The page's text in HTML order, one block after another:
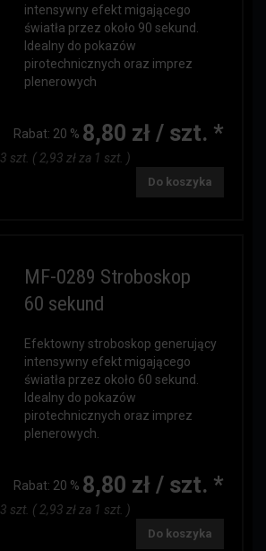
intensywny efekt migającego
światła przez około 90 sekund.
Idealny do pokazów
pirotechnicznych oraz imprez
plenerowych
Rabat: 20 % 8,80 zł / szt. *
3 szt. ( 2,93 zł za 1 szt. )
Do koszyka
MF-0289 Stroboskop
60 sekund
Efektowny stroboskop generujący
intensywny efekt migającego
światła przez około 60 sekund.
Idealny do pokazów
pirotechnicznych oraz imprez
plenerowych.
Rabat: 20 % 8,80 zł / szt. *
3 szt. ( 2,93 zł za 1 szt. )
Do koszyka